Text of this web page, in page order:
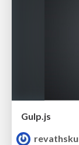
Gulp.js